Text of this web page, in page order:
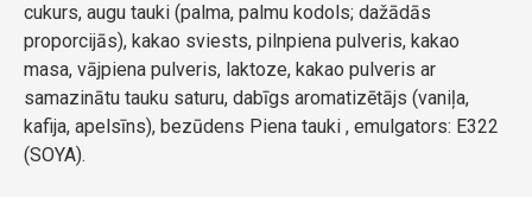
cukurs, augu tauki (palma, palmu kodols; dažādās
proporcijās), kakao sviests, pilnpiena pulveris, kakao
masa, vājpiena pulveris, laktoze, kakao pulveris ar
samazinātu tauku saturu, dabīgs aromatizētājs (vaniļa,
kafija, apelsīns), bezūdens Piena tauki , emulgators: E322
(SOYA).